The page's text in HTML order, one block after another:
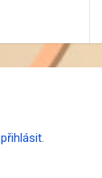
přihlásit.